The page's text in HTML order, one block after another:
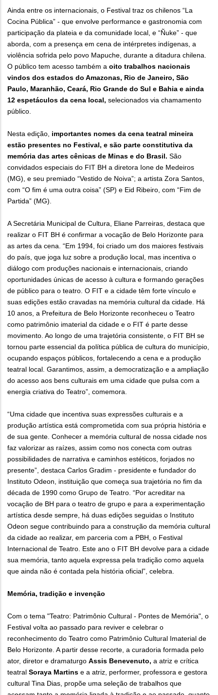
Ainda entre os internacionais, o Festival traz os chilenos “La
Cocina Pública” - que envolve performance e gastronomia com
participação da plateia e da comunidade local, e “Ñuke” - que
aborda, com a presença em cena de intérpretes indígenas, a
violência sofrida pelo povo Mapuche, durante a ditadura chilena.
O público tem acesso também a oito trabalhos nacionais
vindos dos estados do Amazonas, Rio de Janeiro, São
Paulo, Maranhão, Ceará, Rio Grande do Sul e Bahia e ainda
12 espetáculos da cena local, selecionados via chamamento
público.
Nesta edição, importantes nomes da cena teatral mineira
estão presentes no Festival, e são parte constitutiva da
memória das artes cênicas de Minas e do Brasil. São
convidados especiais do FIT BH a diretora Ione de Medeiros
(MG), e seu premiado “Vestido de Noiva”; a artista Zora Santos,
com “O fim é uma outra coisa” (SP) e Eid Ribeiro, com “Fim de
Partida” (MG).
A Secretária Municipal de Cultura, Eliane Parreiras, destaca que
realizar o FIT BH é confirmar a vocação de Belo Horizonte para
as artes da cena. “Em 1994, foi criado um dos maiores festivais
do país, que joga luz sobre a produção local, mas incentiva o
diálogo com produções nacionais e internacionais, criando
oportunidades únicas de acesso à cultura e formando gerações
de público para o teatro. O FIT e a cidade têm forte vínculo e
suas edições estão cravadas na memória cultural da cidade. Há
10 anos, a Prefeitura de Belo Horizonte reconheceu o Teatro
como patrimônio imaterial da cidade e o FIT é parte desse
movimento. Ao longo de uma trajetória consistente, o FIT BH se
tornou parte essencial da política pública de cultura do município,
ocupando espaços públicos, fortalecendo a cena e a produção
teatral local. Garantimos, assim, a democratização e a ampliação
do acesso aos bens culturais em uma cidade que pulsa com a
energia criativa do Teatro”, comemora.
“Uma cidade que incentiva suas expressões culturais e a
produção artística está comprometida com sua própria história e
de sua gente. Conhecer a memória cultural de nossa cidade nos
faz valorizar as raízes, assim como nos conecta com outras
possibilidades de narrativa e caminhos estéticos, forjados no
presente”, destaca Carlos Gradim - presidente e fundador do
Instituto Odeon, instituição que começa sua trajetória no fim da
década de 1990 como Grupo de Teatro. “Por acreditar na
vocação de BH para o teatro de grupo e para a experimentação
artística desde sempre, há duas edições seguidas o Instituto
Odeon segue contribuindo para a construção da memória cultural
da cidade ao realizar, em parceria com a PBH, o Festival
Internacional de Teatro. Este ano o FIT BH devolve para a cidade
sua memória, tanto aquela expressa pela tradição como aquela
que ainda não é contada pela história oficial”, celebra.
Memória, tradição e invenção
Com o tema "Teatro: Patrimônio Cultural - Pontes de Memória", o
Festival volta ao passado para reviver e celebrar o
reconhecimento do Teatro como Patrimônio Cultural Imaterial de
Belo Horizonte. A partir desse recorte, a curadoria formada pelo
ator, diretor e dramaturgo Assis Benevenuto, a atriz e crítica
teatral Soraya Martins e a atriz, performer, professora e gestora
cultural Tina Dias, propõe uma seleção de trabalhos que